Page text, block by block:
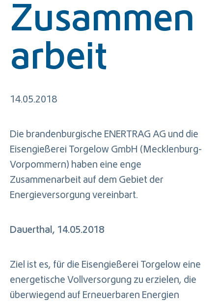
Zusammen
arbeit
14.05.2018
Die brandenburgische ENERTRAG AG und die
Eisengießerei Torgelow GmbH (Mecklenburg-
Vorpommern) haben eine enge
Zusammenarbeit auf dem Gebiet der
Energieversorgung vereinbart.
Dauerthal, 14.05.2018
Ziel ist es, für die Eisengießerei Torgelow eine
energetische Vollversorgung zu erzielen, die
überwiegend auf Erneuerbaren Energien